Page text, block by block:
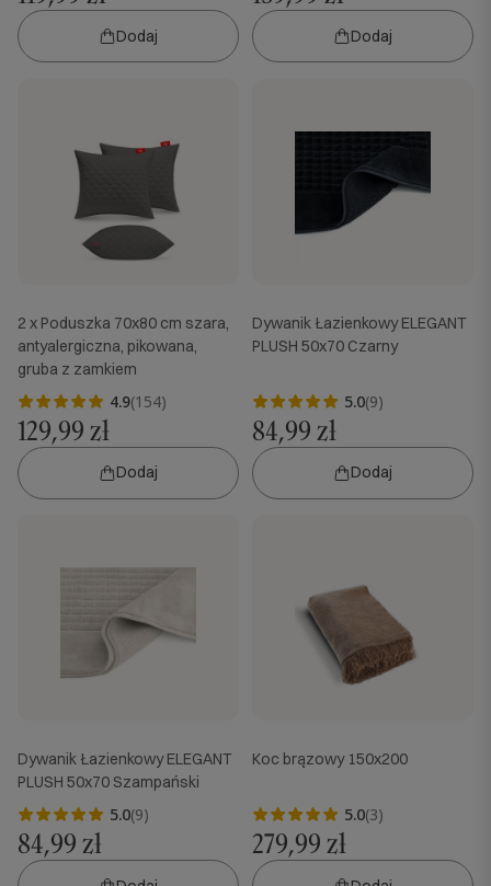
Dodaj Dodaj
2 x Poduszka 70x80 cm szara,
antyalergiczna, pikowana,
gruba z zamkiem
4.9(154)
129,99 zł
Dodaj
Dywanik Łazienkowy ELEGANT
PLUSH 50x70 Czarny
5.0(9)
84,99 zł
Dodaj
Dywanik Łazienkowy ELEGANT
PLUSH 50x70 Szampański
5.0(9)
84,99 zł
Koc brązowy 150x200
5.0(3)
279,99 zł